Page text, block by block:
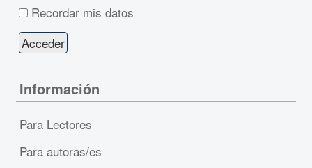
Recordar mis datos
Información
Para Lectores
Para autoras/es